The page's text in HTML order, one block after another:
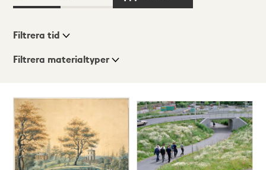
Visningsläge
ListaKarta
Filtrera tid
Filtrera materialtyper
träffar